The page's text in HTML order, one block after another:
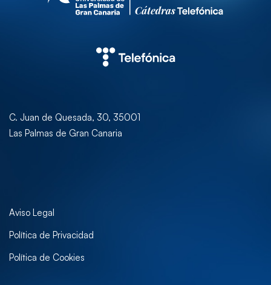
C. Juan de Quesada, 30, 35001
Las Palmas de Gran Canaria
Aviso Legal
Política de Privacidad
Política de Cookies